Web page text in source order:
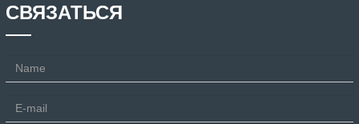
СВЯЗАТЬСЯ